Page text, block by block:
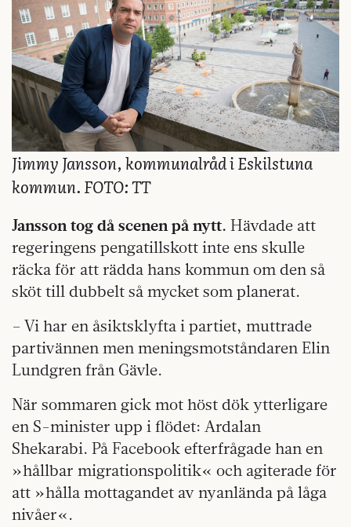
Jimmy Jansson, kommunalråd i Eskilstuna
kommun. FOTO: TT
Jansson tog då scenen på nytt. Hävdade att
regeringens pengatillskott inte ens skulle
räcka för att rädda hans kommun om den så
sköt till dubbelt så mycket som planerat.
– Vi har en åsiktsklyfta i partiet, muttrade
partivännen men meningsmotståndaren Elin
Lundgren från Gävle.
När sommaren gick mot höst dök ytterligare
en S-minister upp i flödet: Ardalan
Shekarabi. På Facebook efterfrågade han en
»hållbar migrationspolitik« och agiterade för
att »hålla mottagandet av nyanlända på låga
nivåer«.